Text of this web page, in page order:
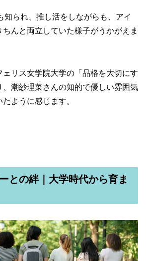
知られ、推し活をしながらも、アイ
ちんと両立していた様子がうかがえま
ェリス女学院大学の「品格を大切にす
、潮紗理菜さんの知的で優しい雰囲気
ように感じます。
との絆｜大学時代から育ま